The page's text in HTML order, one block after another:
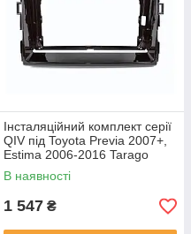
Інсталяційний комплект серії
QIV під Toyota Previa 2007+,
Estima 2006-2016 Tarago
2007-2016 (W1) 9 дюймів
В наявності
1 547 ₴